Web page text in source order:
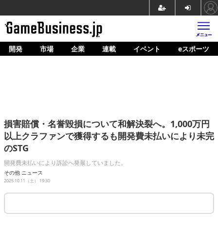
ホーム
企業動向
人材育成
産業政策
開発 市場 企業 連載 イベント eスポーツ
損害賠償・名誉毀損について和解決裂へ。1,000万円
以上クラファンで獲得するも開発費未払いにより未完
のSTG
開発費未払いにより訴訟へ発展していました。
その他 ニュース
2025.10.11（土） 19:30